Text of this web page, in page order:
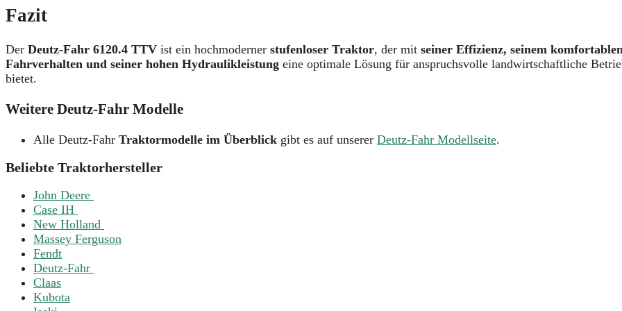
Fazit
Der Deutz-Fahr 6120.4 TTV ist ein hochmoderner stufenloser Traktor, der mit seiner Effizienz, seinem komfortablen
Fahrverhalten und seiner hohen Hydraulikleistung eine optimale Lösung für anspruchsvolle landwirtschaftliche
bietet.
Weitere Deutz-Fahr Modelle
Alle Deutz-Fahr Traktormodelle im Überblick gibt es auf unserer Deutz-Fahr Modellseite.
Beliebte Traktorhersteller
John Deere
Case IH
New Holland
Massey Ferguson
Fendt
Deutz-Fahr
Claas
Kubota